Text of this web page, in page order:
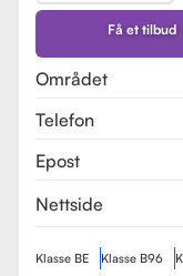
Få et tilbud
Området
Telefon
Epost
Nettside
Klasse BE Klasse B96